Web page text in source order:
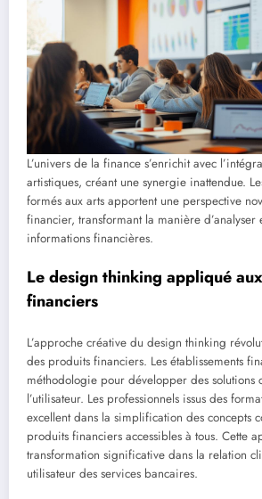
L’univers de la finance s’enrichit avec
artistiques, créant une synergie inattendue.
formés aux arts apportent une perspective
financier, transformant la manière d’analyser
informations financières.
Le design thinking appliqué
financiers
L’approche créative du design thinking
des produits financiers. Les établissements
méthodologie pour développer des solutions
l’utilisateur. Les professionnels issus des
excellent dans la simplification des concepts
produits financiers accessibles à tous. Cette
transformation significative dans la relation
utilisateur des services bancaires.